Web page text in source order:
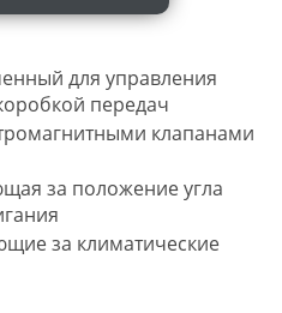
для управления
передач
клапанами
за положение угла
за климатические